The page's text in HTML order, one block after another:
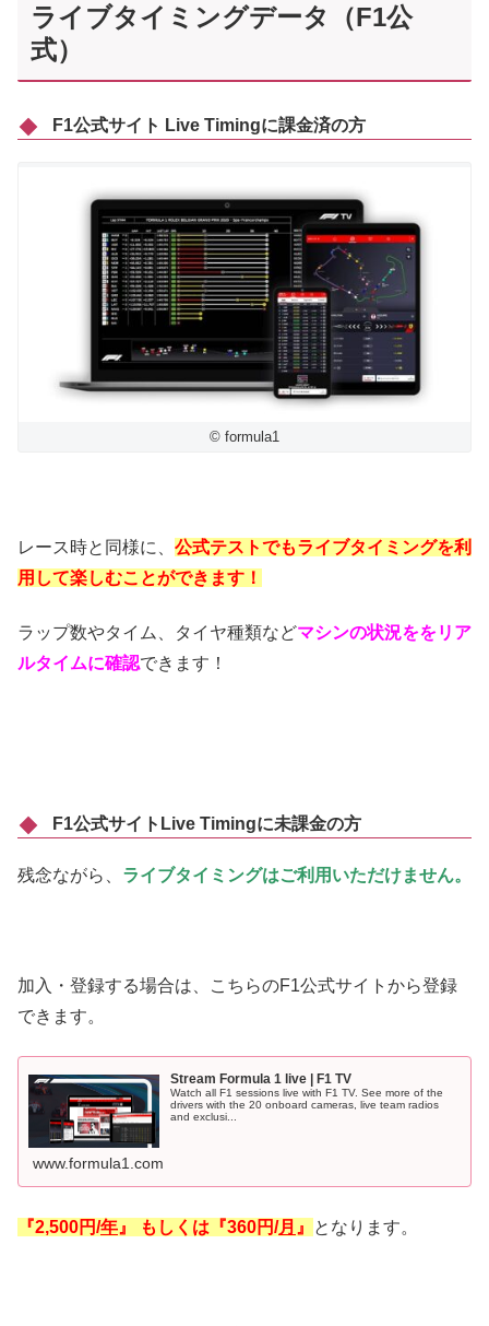
ライブタイミングデータ（F1公
式）
F1公式サイト Live Timingに課金済の方
© formula1
レース時と同様に、 公式テストでもライブタイミングを利
用して楽しむことができます！
ラップ数やタイム、タイヤ種類などマシンの状況ををリア
ルタイムに確認できます！
F1公式サイトLive Timingに未課金の方
残念ながら、 ライブタイミングはご利用いただけません。
加入・登録する場合は、こちらのF1公式サイトから登録
できます。
Stream Formula 1 live | F1 TV
Watch all F1 sessions live with F1 TV. See more of the
drivers with the 20 onboard cameras, live team radios
and exclusi...
www.formula1.com
『2,500円/年 』 もしくは『360円/月 』 となります。